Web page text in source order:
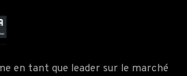
en tant que leader sur le marché